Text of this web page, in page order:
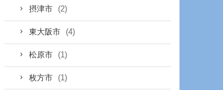
摂津市 (2)
東大阪市 (4)
松原市 (1)
枚方市 (1)